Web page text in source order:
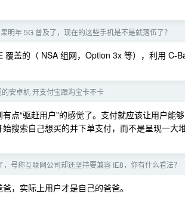
明年 5G 普及了，现在的这些手机是不是就落伍了？
盖的（ NSA 组网，Option 3x 等），利用 C-
安卓机 开支付宝跟淘宝卡不卡
点“驱赶用户”的感觉了。支付就应该让用户能
搜索自己想买的并下单支付，而不是呈现一大
，号称互联网公司却还坚持要兼容 IE8，你有什么看法？
，实际上用户才是自己的爸爸。